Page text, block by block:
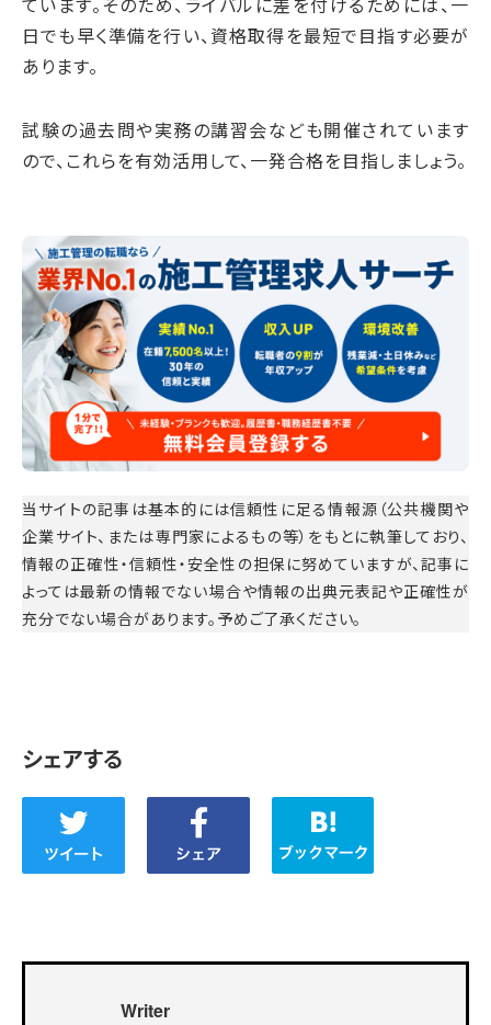
ています。そのため、ライバルに差を付けるためには、一
日でも早く準備を行い、資格取得を最短で目指す必要が
あります。
試験の過去問や実務の講習会なども開催されています
ので、これらを有効活用して、一発合格を目指しましょう。
当サイトの記事は基本的には信頼性に足る情報源（公共機関や
企業サイト、または専門家によるもの等）をもとに執筆しており、
情報の正確性・信頼性・安全性の担保に努めていますが、記事に
よっては最新の情報でない場合や情報の出典元表記や正確性が
充分でない場合があります。予めご了承ください。
シェアする
Writer